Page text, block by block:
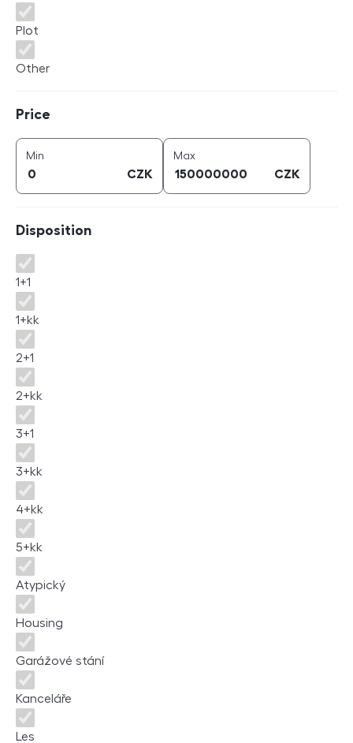
Plot
Other
Price
Min
CZK
Maxprice (
CZK
Disposition
Disposition
1+1
1+kk
2+1
2+kk
3+1
3+kk
4+kk
5+kk
Atypický
Housing
Garážové stání
Kanceláře
Les